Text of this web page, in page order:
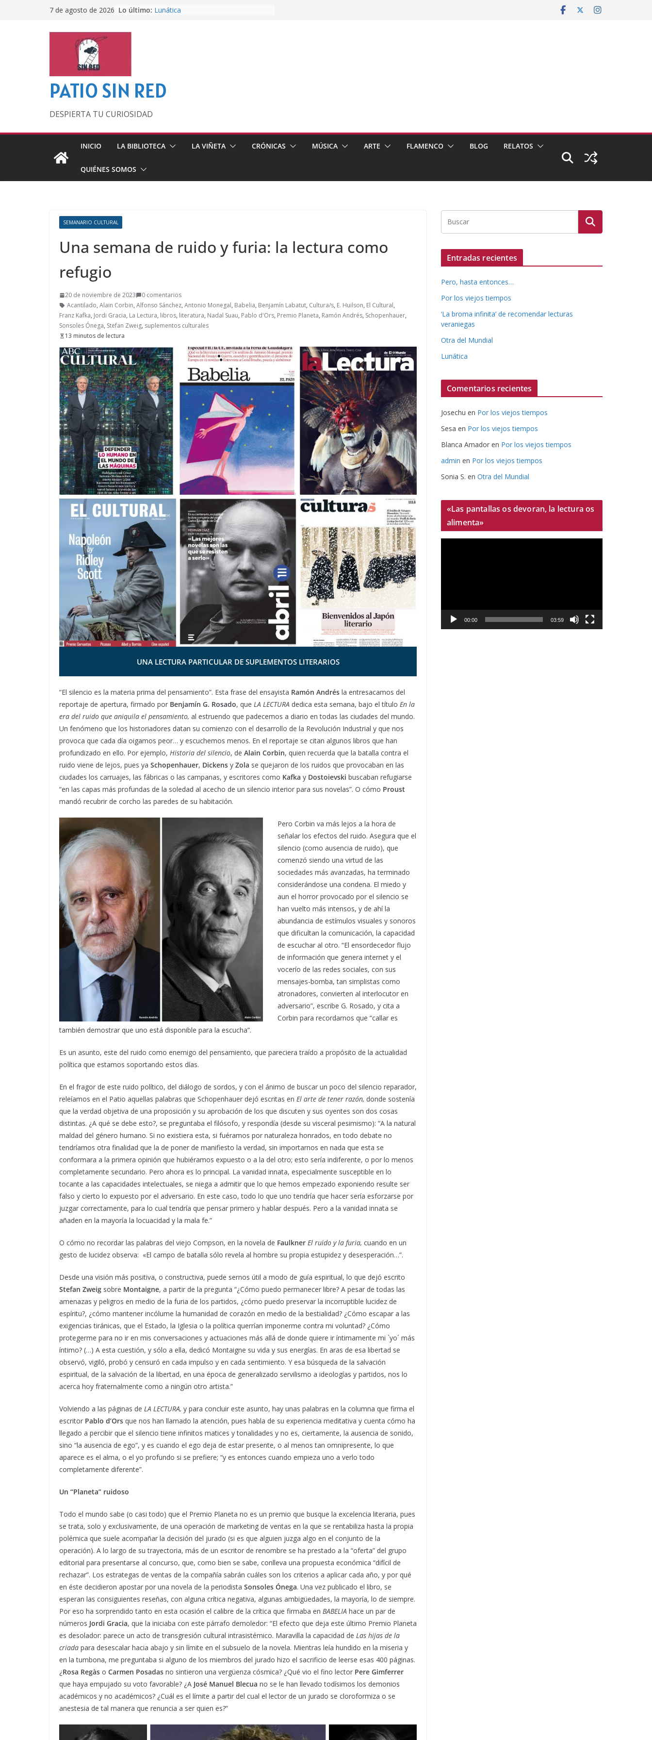
7 de agosto de 2026 Lo último: Lunática
PATIO SIN RED
DESPIERTA TU CURIOSIDAD
INICIO LA BIBLIOTECA LA VIÑETA CRÓNICAS MÚSICA ARTE FLAMENCO BLOG RELATOS
QUIÉNES SOMOS
SEMANARIO CULTURAL
Una semana de ruido y furia: la lectura como
refugio
20 de noviembre de 2023
0 comentarios
Acantilado, Alain Corbin, Alfonso Sánchez, Antonio Monegal, Babelia, Benjamín Labatut, Cultura/s, E. Huilson, El Cultural,
Franz Kafka, Jordi Gracia, La Lectura, libros, literatura, Nadal Suau, Pablo d'Ors, Premio Planeta, Ramón Andrés, Schopenhauer,
Sonsoles Ónega, Stefan Zweig, suplementos culturales
13 minutos de lectura
UNA LECTURA PARTICULAR DE SUPLEMENTOS LITERARIOS
“El silencio es la materia prima del pensamiento”. Esta frase del ensayista Ramón Andrés la entresacamos del
reportaje de apertura, firmado por Benjamín G. Rosado, que LA LECTURA dedica esta semana, bajo el título En la
era del ruido que aniquila el pensamiento, al estruendo que padecemos a diario en todas las ciudades del mundo.
Un fenómeno que los historiadores datan su comienzo con el desarrollo de la Revolución Industrial y que nos
provoca que cada día oigamos peor… y escuchemos menos. En el reportaje se citan algunos libros que han
profundizado en ello. Por ejemplo, Historia del silencio, de Alain Corbin, quien recuerda que la batalla contra el
ruido viene de lejos, pues ya Schopenhauer, Dickens y Zola se quejaron de los ruidos que provocaban en las
ciudades los carruajes, las fábricas o las campanas, y escritores como Kafka y Dostoievski buscaban refugiarse
“en las capas más profundas de la soledad al acecho de un silencio interior para sus novelas”. O cómo Proust
mandó recubrir de corcho las paredes de su habitación.
Pero Corbin va más lejos a la hora de
señalar los efectos del ruido. Asegura que el
silencio (como ausencia de ruido), que
comenzó siendo una virtud de las
sociedades más avanzadas, ha terminado
considerándose una condena. El miedo y
aun el horror provocado por el silencio se
han vuelto más intensos, y de ahí la
abundancia de estímulos visuales y sonoros
que dificultan la comunicación, la capacidad
de escuchar al otro. “El ensordecedor flujo
de información que genera internet y el
vocerío de las redes sociales, con sus
mensajes-bomba, tan simplistas como
atronadores, convierten al interlocutor en
adversario”, escribe G. Rosado, y cita a
Corbin para recordarnos que “callar es
también demostrar que uno está disponible para la escucha”.
Es un asunto, este del ruido como enemigo del pensamiento, que pareciera traído a propósito de la actualidad
política que estamos soportando estos días.
En el fragor de este ruido político, del diálogo de sordos, y con el ánimo de buscar un poco del silencio reparador,
releíamos en el Patio aquellas palabras que Schopenhauer dejó escritas en El arte de tener razón, donde sostenía
que la verdad objetiva de una proposición y su aprobación de los que discuten y sus oyentes son dos cosas
distintas. ¿A qué se debe esto?, se preguntaba el filósofo, y respondía (desde su visceral pesimismo): “A la natural
maldad del género humano. Si no existiera esta, si fuéramos por naturaleza honrados, en todo debate no
tendríamos otra finalidad que la de poner de manifiesto la verdad, sin importarnos en nada que esta se
conformara a la primera opinión que hubiéramos expuesto o a la del otro; esto sería indiferente, o por lo menos
completamente secundario. Pero ahora es lo principal. La vanidad innata, especialmente susceptible en lo
tocante a las capacidades intelectuales, se niega a admitir que lo que hemos empezado exponiendo resulte ser
falso y cierto lo expuesto por el adversario. En este caso, todo lo que uno tendría que hacer sería esforzarse por
juzgar correctamente, para lo cual tendría que pensar primero y hablar después. Pero a la vanidad innata se
añaden en la mayoría la locuacidad y la mala fe.”
O cómo no recordar las palabras del viejo Compson, en la novela de Faulkner El ruido y la furia, cuando en un
gesto de lucidez observa: «El campo de batalla sólo revela al hombre su propia estupidez y desesperación…”.
Desde una visión más positiva, o constructiva, puede sernos útil a modo de guía espiritual, lo que dejó escrito
Stefan Zweig sobre Montaigne, a partir de la pregunta “¿Cómo puedo permanecer libre? A pesar de todas las
amenazas y peligros en medio de la furia de los partidos, ¿cómo puedo preservar la incorruptible lucidez de
espíritu?, ¿cómo mantener incólume la humanidad de corazón en medio de la bestialidad? ¿Cómo escapar a las
exigencias tiránicas, que el Estado, la Iglesia o la política querrían imponerme contra mi voluntad? ¿Cómo
protegerme para no ir en mis conversaciones y actuaciones más allá de donde quiere ir íntimamente mi `yo´ más
íntimo? (…) A esta cuestión, y sólo a ella, dedicó Montaigne su vida y sus energías. En aras de esa libertad se
observó, vigiló, probó y censuró en cada impulso y en cada sentimiento. Y esa búsqueda de la salvación
espiritual, de la salvación de la libertad, en una época de generalizado servilismo a ideologías y partidos, nos lo
acerca hoy fraternalmente como a ningún otro artista.”
Volviendo a las páginas de LA LECTURA, y para concluir este asunto, hay unas palabras en la columna que firma el
escritor Pablo d’Ors que nos han llamado la atención, pues habla de su experiencia meditativa y cuenta cómo ha
llegado a percibir que el silencio tiene infinitos matices y tonalidades y no es, ciertamente, la ausencia de sonido,
sino “la ausencia de ego”, y es cuando el ego deja de estar presente, o al menos tan omnipresente, lo que
aparece es el alma, o el yo profundo si se prefiere; “y es entonces cuando empieza uno a verlo todo
completamente diferente”.
Un “Planeta” ruidoso
Todo el mundo sabe (o casi todo) que el Premio Planeta no es un premio que busque la excelencia literaria, pues
se trata, solo y exclusivamente, de una operación de marketing de ventas en la que se rentabiliza hasta la propia
polémica que suele acompañar la decisión del jurado (si es que alguien juzga algo en el conjunto de la
operación). A lo largo de su trayectoria, más de un escritor de renombre se ha prestado a la “oferta” del grupo
editorial para presentarse al concurso, que, como bien se sabe, conlleva una propuesta económica “difícil de
rechazar”. Los estrategas de ventas de la compañía sabrán cuáles son los criterios a aplicar cada año, y por qué
en éste decidieron apostar por una novela de la periodista Sonsoles Ónega. Una vez publicado el libro, se
esperan las consiguientes reseñas, con alguna crítica negativa, algunas ambigüedades, la mayoría, lo de siempre.
Por eso ha sorprendido tanto en esta ocasión el calibre de la crítica que firmaba en BABELIA hace un par de
números Jordi Gracia, que la iniciaba con este párrafo demoledor: “El efecto que deja este último Premio Planeta
es desolador: parece un acto de transgresión cultural intrasistémico. Maravilla la capacidad de Las hijas de la
criada para desescalar hacia abajo y sin límite en el subsuelo de la novela. Mientras leía hundido en la miseria y
en la tumbona, me preguntaba si alguno de los miembros del jurado hizo el sacrificio de leerse esas 400 páginas.
¿Rosa Regàs o Carmen Posadas no sintieron una vergüenza cósmica? ¿Qué vio el fino lector Pere Gimferrer
que haya empujado su voto favorable? ¿A José Manuel Blecua no se le han llevado todísimos los demonios
académicos y no académicos? ¿Cuál es el límite a partir del cual el lector de un jurado se cloroformiza o se
anestesia de tal manera que renuncia a ser quien es?”
Entradas recientes
Pero, hasta entonces…
Por los viejos tiempos
‘La broma infinita’ de recomendar lecturas
veraniegas
Otra del Mundial
Lunática
Comentarios recientes
Josechu en Por los viejos tiempos
Sesa en Por los viejos tiempos
Blanca Amador en Por los viejos tiempos
admin en Por los viejos tiempos
Sonia S. en Otra del Mundial
«Las pantallas os devoran, la lectura os
alimenta»
c
00:00 03:59